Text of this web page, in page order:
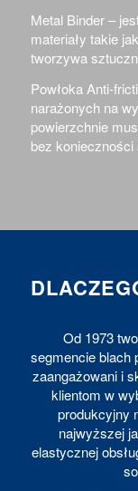
Metal Binder – j
materiały takie
tworzywa
Powłoka Anti-
narażonych na
powierzchnie
bez konieczności
Od 1973
segmencie blach
zaangażowani i
klientom w
produkcyjny
najwyższej
elastycznej